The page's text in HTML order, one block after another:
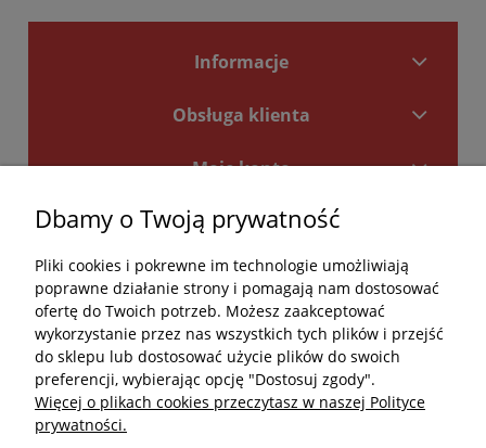
Informacje
Obsługa klienta
Moje konto
Płatności i dostawa
Kontakt
Kontakt
undefined
Dbamy o Twoją prywatność
Pliki cookies i pokrewne im technologie umożliwiają
poprawne działanie strony i pomagają nam dostosować
ofertę do Twoich potrzeb. Możesz zaakceptować
wykorzystanie przez nas wszystkich tych plików i przejść
do sklepu lub dostosować użycie plików do swoich
preferencji, wybierając opcję "Dostosuj zgody".
Więcej o plikach cookies przeczytasz w naszej Polityce
prywatności.